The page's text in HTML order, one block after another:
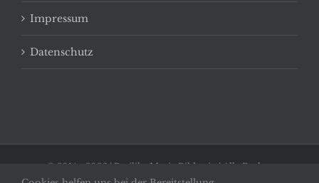
Impressum
Datenschutz
© 2014 - 2026 | Basilika Maria Bildstein | Alle Rechte